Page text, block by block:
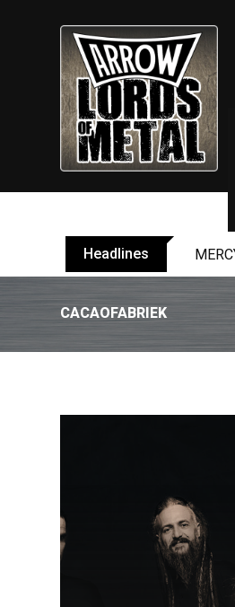
Headlines
CACAOFABRIEK